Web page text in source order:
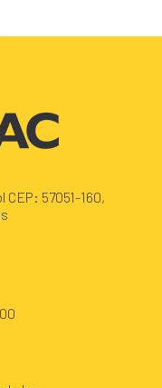
CEP: 57051-160,